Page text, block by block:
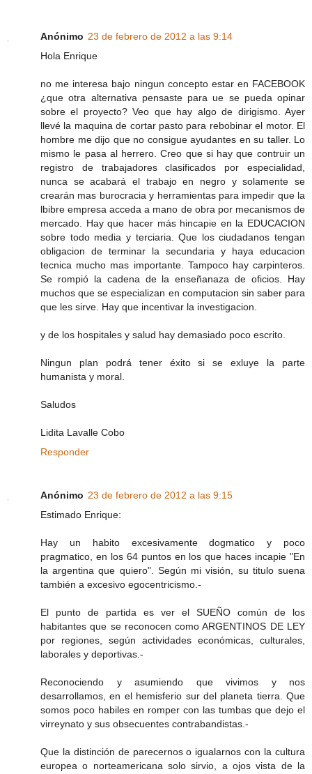
Anónimo 23 de febrero de 2012 a las 9:14
Hola Enrique
no me interesa bajo ningun concepto estar en FACEBOOK
¿que otra alternativa pensaste para ue se pueda opinar
sobre el proyecto? Veo que hay algo de dirigismo. Ayer
llevé la maquina de cortar pasto para rebobinar el motor. El
hombre me dijo que no consigue ayudantes en su taller. Lo
mismo le pasa al herrero. Creo que si hay que contruir un
registro de trabajadores clasificados por especialidad,
nunca se acabará el trabajo en negro y solamente se
crearán mas burocracia y herramientas para impedir que la
lbibre empresa acceda a mano de obra por mecanismos de
mercado. Hay que hacer más hincapie en la EDUCACION
sobre todo media y terciaria. Que los ciudadanos tengan
obligacion de terminar la secundaria y haya educacion
tecnica mucho mas importante. Tampoco hay carpinteros.
Se rompió la cadena de la enseñanaza de oficios. Hay
muchos que se especializan en computacion sin saber para
que les sirve. Hay que incentivar la investigacion.
y de los hospitales y salud hay demasiado poco escrito.
Ningun plan podrá tener éxito si se exluye la parte
humanista y moral.
Saludos
Lidita Lavalle Cobo
Responder
Anónimo 23 de febrero de 2012 a las 9:15
Estimado Enrique:
Hay un habito excesivamente dogmatico y poco
pragmatico, en los 64 puntos en los que haces incapie "En
la argentina que quiero". Según mi visión, su titulo suena
también a excesivo egocentricismo.-
El punto de partida es ver el SUEÑO común de los
habitantes que se reconocen como ARGENTINOS DE LEY
por regiones, según actividades económicas, culturales,
laborales y deportivas.-
Reconociendo y asumiendo que vivimos y nos
desarrollamos, en el hemisferio sur del planeta tierra. Que
somos poco habiles en romper con las tumbas que dejo el
virreynato y sus obsecuentes contrabandistas.-
Que la distinción de parecernos o igualarnos con la cultura
europea o norteamericana solo sirvio, a ojos vista de la